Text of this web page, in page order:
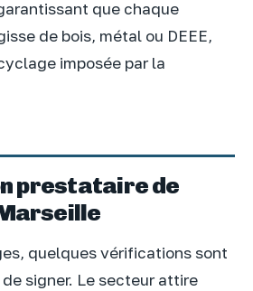
que chaque
de bois, métal ou DEEE,
imposée par la
prestataire de
quelques vérifications sont
signer. Le secteur attire